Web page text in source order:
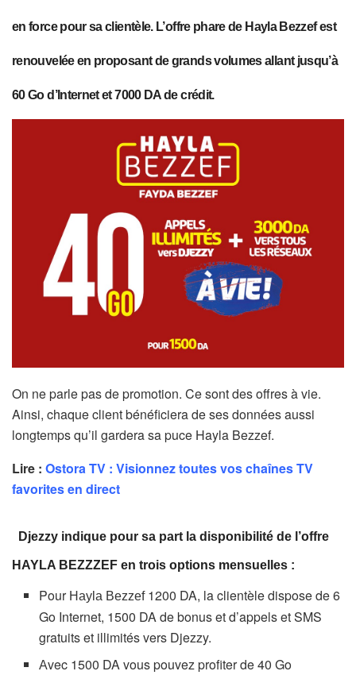
en force pour sa clientèle. L’offre phare de Hayla Bezzef est
renouvelée en proposant de grands volumes allant jusqu’à
60 Go d’Internet et 7000 DA de crédit.
On ne parle pas de promotion. Ce sont des offres à vie.
Ainsi, chaque client bénéficiera de ses données aussi
longtemps qu’il gardera sa puce Hayla Bezzef.
Lire : Ostora TV : Visionnez toutes vos chaînes TV
favorites en direct
Djezzy indique pour sa part la disponibilité de l’offre
HAYLA BEZZZEF en trois options mensuelles :
Pour Hayla Bezzef 1200 DA, la clientèle dispose de 6
Go Internet, 1500 DA de bonus et d’appels et SMS
gratuits et illimités vers Djezzy.
Avec 1500 DA vous pouvez profiter de 40 Go